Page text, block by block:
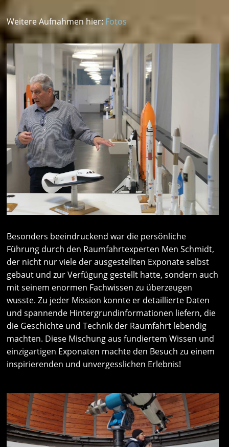
Weitere Aufnahmen hier: Fotos
Besonders beeindruckend war die persönliche
Führung durch den Raumfahrtexperten Men Schmidt,
der nicht nur viele der ausgestellten Exponate selbst
gebaut und zur Verfügung gestellt hatte, sondern auch
mit seinem enormen Fachwissen zu überzeugen
wusste. Zu jeder Mission konnte er detaillierte Daten
und spannende Hintergrundinformationen liefern, die
die Geschichte und Technik der Raumfahrt lebendig
machten. Diese Mischung aus fundiertem Wissen und
einzigartigen Exponaten machte den Besuch zu einem
inspirierenden und unvergesslichen Erlebnis!